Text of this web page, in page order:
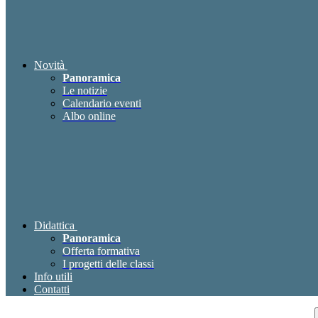
Novità
Panoramica
Le notizie
Calendario eventi
Albo online
Didattica
Panoramica
Offerta formativa
I progetti delle classi
Info utili
Contatti